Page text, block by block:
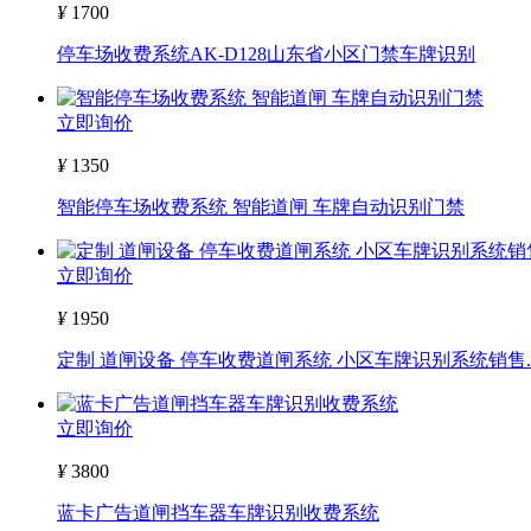
¥ 1700
停车场收费系统AK-D128山东省小区门禁车牌识别
立即询价
¥ 1350
智能停车场收费系统 智能道闸 车牌自动识别门禁
立即询价
¥ 1950
定制 道闸设备 停车收费道闸系统 小区车牌识别系统销售
立即询价
¥3800
蓝卡广告道闸挡车器车牌识别收费系统